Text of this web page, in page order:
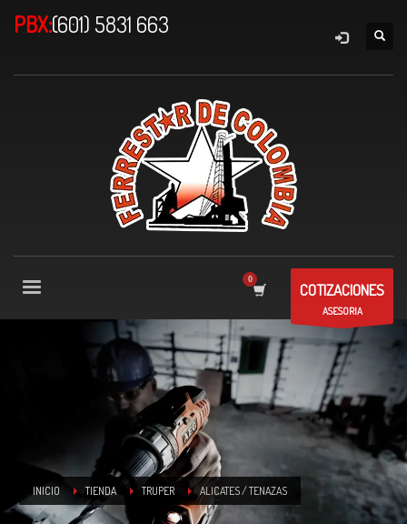
PBX:(601) 5831 663
COTIZACIONES
ASESORIA
INICIO TIENDA TRUPER ALICATES / TENAZAS